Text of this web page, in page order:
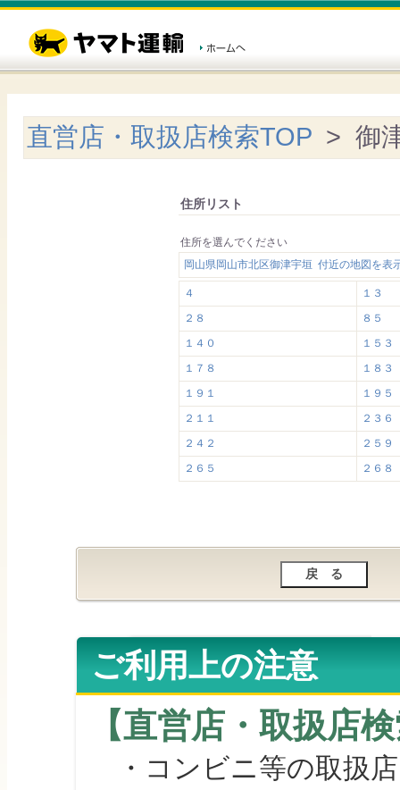
直営店・取扱店検索TOP > 御
住所リスト
住所を選んでください
岡山県岡山市北区御津宇垣 付近の地図を表
４
１３
２８
８５
１４０
１５３
１７８
１８３
１９１
１９５
２１１
２３６
２４２
２５９
２６５
２６８
ご利用上の注意
【直営店・取扱店
・コンビニ等の取扱